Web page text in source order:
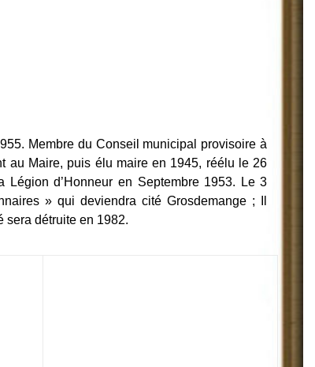
Membre du Conseil municipal provisoire à
au Maire, puis élu maire en 1945, réélu le 26
d’Honneur en Septembre 1953. Le 3
» qui deviendra cité Grosdemange ; Il
sera détruite en 1982.